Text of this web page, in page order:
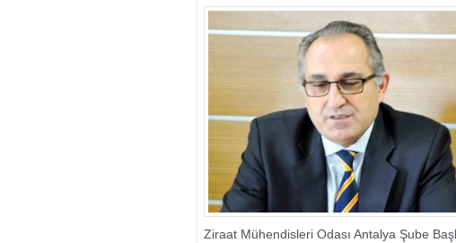
Ziraat Mühendisleri Odası Antalya Şube